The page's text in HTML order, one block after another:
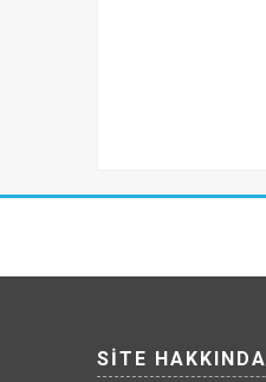
SİTE HAKKINDA